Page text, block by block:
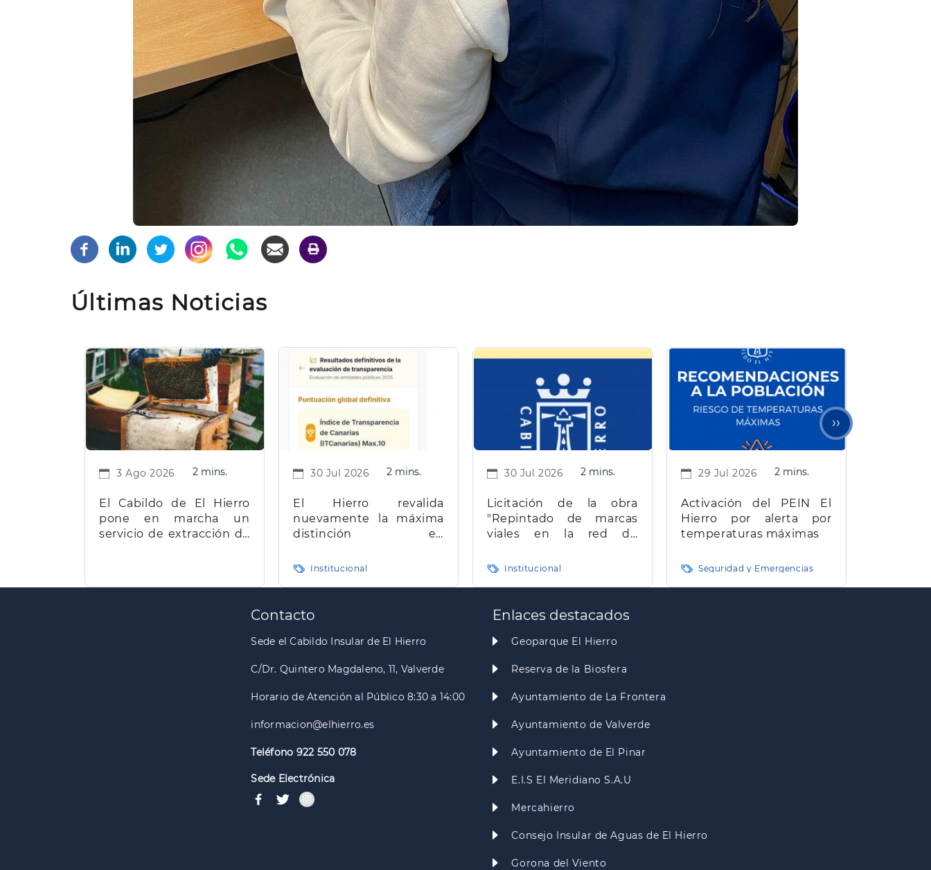
Últimas Noticias
3 Ago 2026 2 mins.
El Cabildo de El Hierro
pone en marcha un
servicio de extracción de
30 Jul 2026 2 mins.
El Hierro revalida
nuevamente la máxima
distinción en
Canarias
Institucional
30 Jul 2026 2 mins.
Licitación de la obra
"Repintado de marcas
viales en la red de
Hierro"
Institucional
29 Jul 2026 2 mins.
Activación del PEIN El
Hierro por alerta por
temperaturas máximas
Seguridad y Emergencias
Paginación
Siguiente
página
››
Contacto
Sede el Cabildo Insular de El Hierro
C/Dr. Quintero Magdaleno, 11, Valverde
Horario de Atención al Público 8:30 a 14:00
informacion@elhierro.es
Teléfono 922 550 078
Sede Electrónica
Enlaces destacados
Geoparque El Hierro
Reserva de la Biosfera
Ayuntamiento de La Frontera
Ayuntamiento de Valverde
Ayuntamiento de El Pinar
E.I.S El Meridiano S.A.U
Mercahierro
Consejo Insular de Aguas de El Hierro
Gorona del Viento